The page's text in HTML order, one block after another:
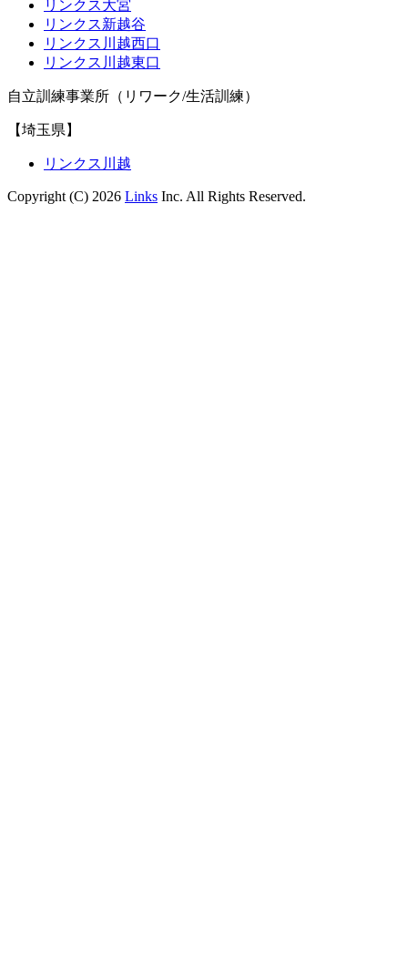
リンクス大宮
リンクス新越谷
リンクス川越西口
リンクス川越東口
自立訓練事業所（リワーク/生活訓練）
【埼玉県】
リンクス川越
Copyright (C) 2026 Links Inc. All Rights Reserved.